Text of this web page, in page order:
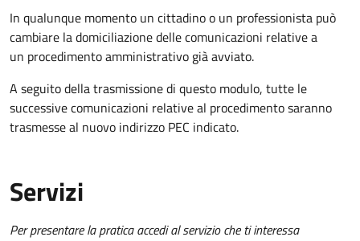
In qualunque momento un cittadino o un professionista può
cambiare la domiciliazione delle comunicazioni relative a
un procedimento amministrativo già avviato.
A seguito della trasmissione di questo modulo, tutte le
successive comunicazioni relative al procedimento saranno
trasmesse al nuovo indirizzo PEC indicato.
Servizi
Per presentare la pratica accedi al servizio che ti interessa